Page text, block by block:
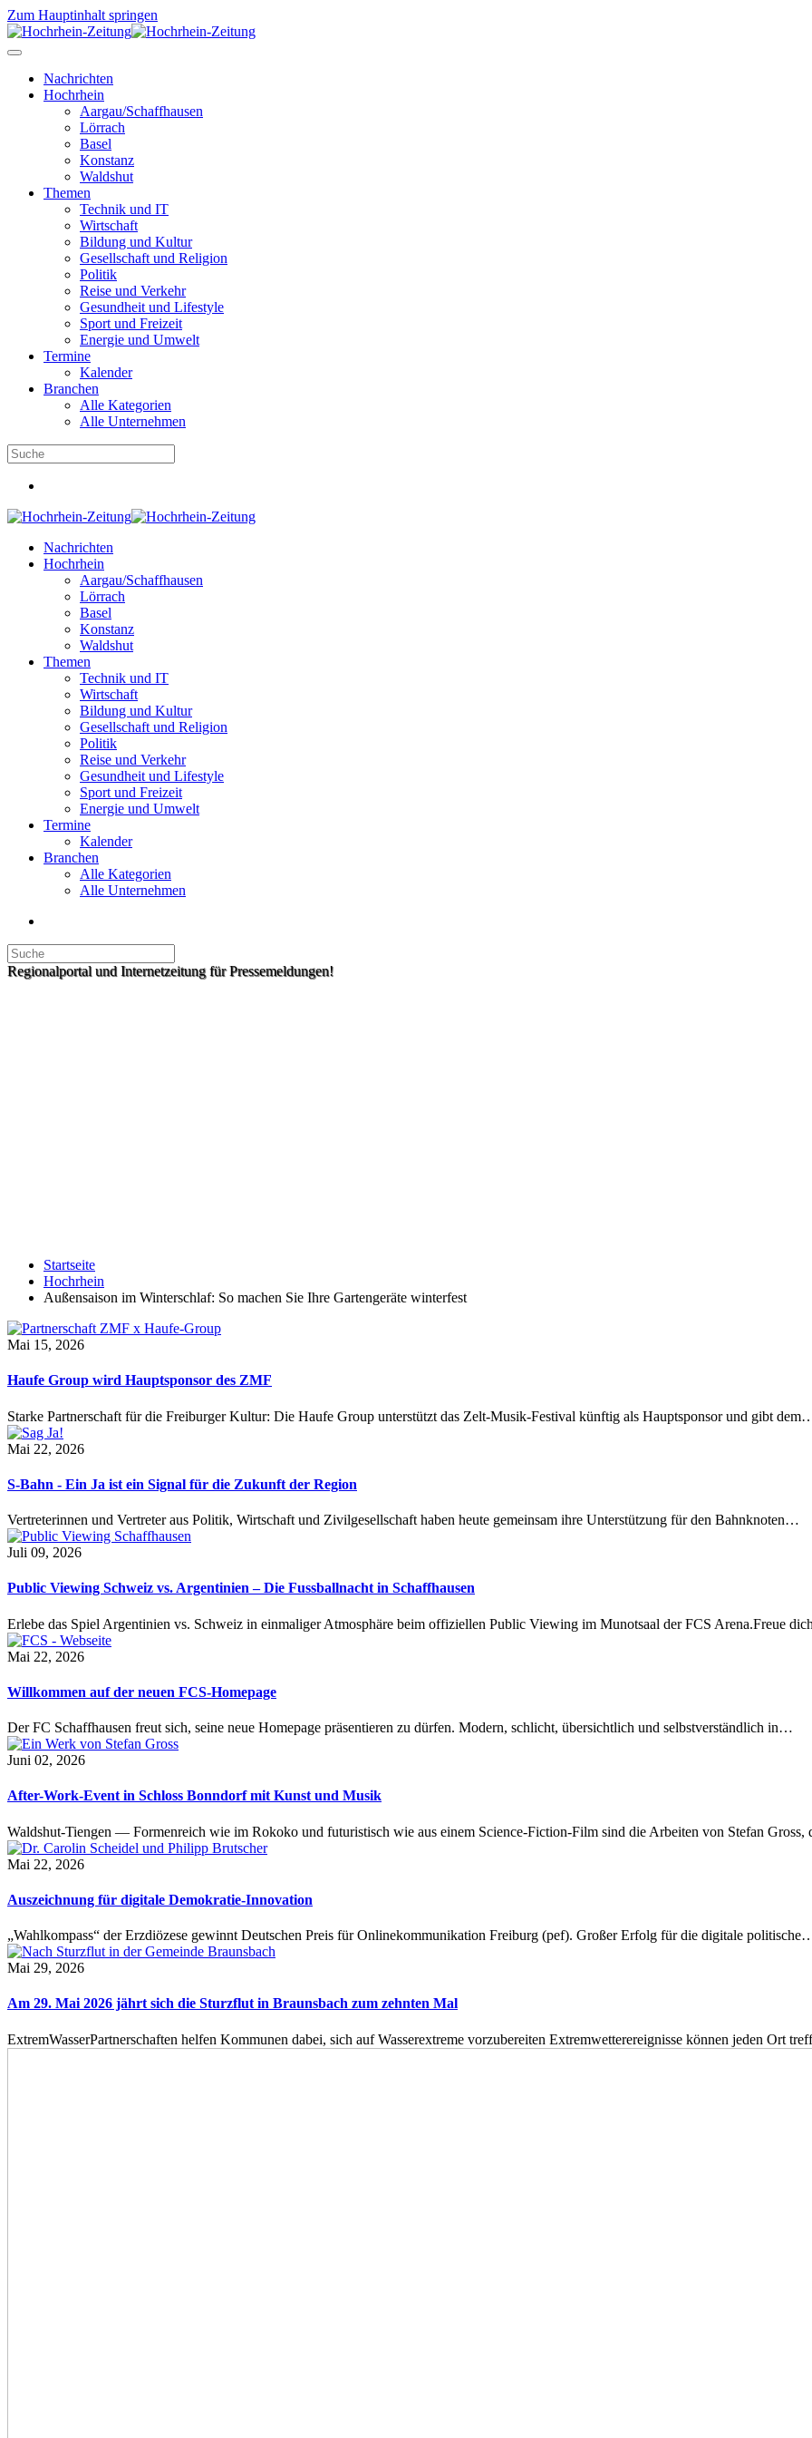
Zum Hauptinhalt springen
Nachrichten
Hochrhein
Aargau/Schaffhausen
Lörrach
Basel
Konstanz
Waldshut
Themen
Technik und IT
Wirtschaft
Bildung und Kultur
Gesellschaft und Religion
Politik
Reise und Verkehr
Gesundheit und Lifestyle
Sport und Freizeit
Energie und Umwelt
Termine
Kalender
Branchen
Alle Kategorien
Alle Unternehmen
Nachrichten
Hochrhein
Aargau/Schaffhausen
Lörrach
Basel
Konstanz
Waldshut
Themen
Technik und IT
Wirtschaft
Bildung und Kultur
Gesellschaft und Religion
Politik
Reise und Verkehr
Gesundheit und Lifestyle
Sport und Freizeit
Energie und Umwelt
Termine
Kalender
Branchen
Alle Kategorien
Alle Unternehmen
Regionalportal und Internetzeitung für Pressemeldungen!
Startseite
Hochrhein
Außensaison im Winterschlaf: So machen Sie Ihre Gartengeräte winterfest
Mai 15, 2026
Haufe Group wird Hauptsponsor des ZMF
Starke Partnerschaft für die Freiburger Kultur: Die Haufe Group unterstützt das Zelt-Musik-Festival künftig als Hauptsponsor und gibt
Mai 22, 2026
S-Bahn - Ein Ja ist ein Signal für die Zukunft der Region
Vertreterinnen und Vertreter aus Politik, Wirtschaft und Zivilgesellschaft haben heute gemeinsam ihre Unterstützung für den Bahnknoten…
Juli 09, 2026
Public Viewing Schweiz vs. Argentinien – Die Fussballnacht in Schaffhausen
Erlebe das Spiel Argentinien vs. Schweiz in einmaliger Atmosphäre beim offiziellen Public Viewing im Munotsaal der FCS Arena.Freue
Mai 22, 2026
Willkommen auf der neuen FCS-Homepage
Der FC Schaffhausen freut sich, seine neue Homepage präsentieren zu dürfen. Modern, schlicht, übersichtlich und selbstverständlich in…
Juni 02, 2026
After-Work-Event in Schloss Bonndorf mit Kunst und Musik
Waldshut-Tiengen — Formenreich wie im Rokoko und futuristisch wie aus einem Science-Fiction-Film sind die Arbeiten von Stefan
Mai 22, 2026
Auszeichnung für digitale Demokratie-Innovation
„Wahlkompass“ der Erzdiözese gewinnt Deutschen Preis für Onlinekommunikation Freiburg (pef). Großer Erfolg für die digitale
Mai 29, 2026
Am 29. Mai 2026 jährt sich die Sturzflut in Braunsbach zum zehnten Mal
ExtremWasserPartnerschaften helfen Kommunen dabei, sich auf Wasserextreme vorzubereiten Extremwetterereignisse können jeden Ort